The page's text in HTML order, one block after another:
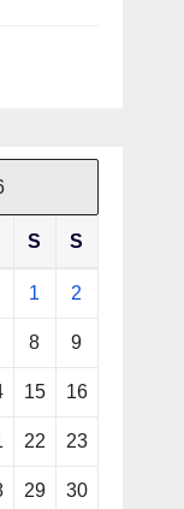
S S
1 2
8 9
15 16
22 23
29 30